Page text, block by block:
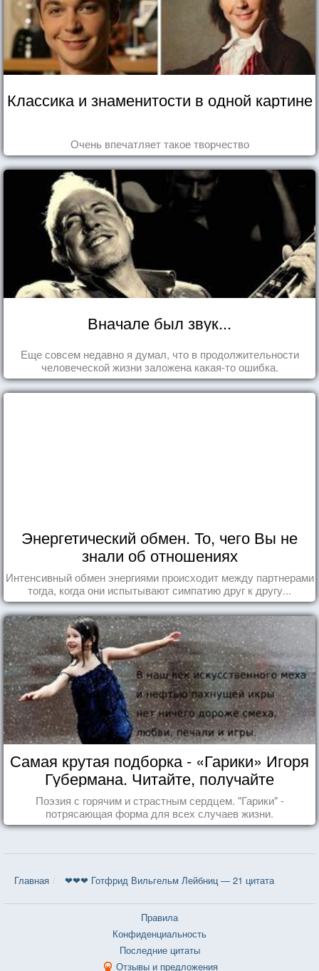
Классика и знаменитости в одной картине
Очень впечатляет такое творчество
Вначале был звук...
Еще совсем недавно я думал, что в продолжительности
человеческой жизни заложена какая-то ошибка.
Энергетический обмен. То, чего Вы не
знали об отношениях
Интенсивный обмен энергиями происходит между партнерами
тогда, когда они испытывают симпатию друг к другу...
Самая крутая подборка - «Гарики» Игоря
Губермана. Читайте, получайте
удовольствие!
Поэзия с горячим и страстным сердцем. "Гарики" -
потрясающая форма для всех случаев жизни.
Главная ❤❤❤ Готфрид Вильгельм Лейбниц — 21 цитата
Правила
Конфиденциальность
Последние цитаты
Отзывы и предложения